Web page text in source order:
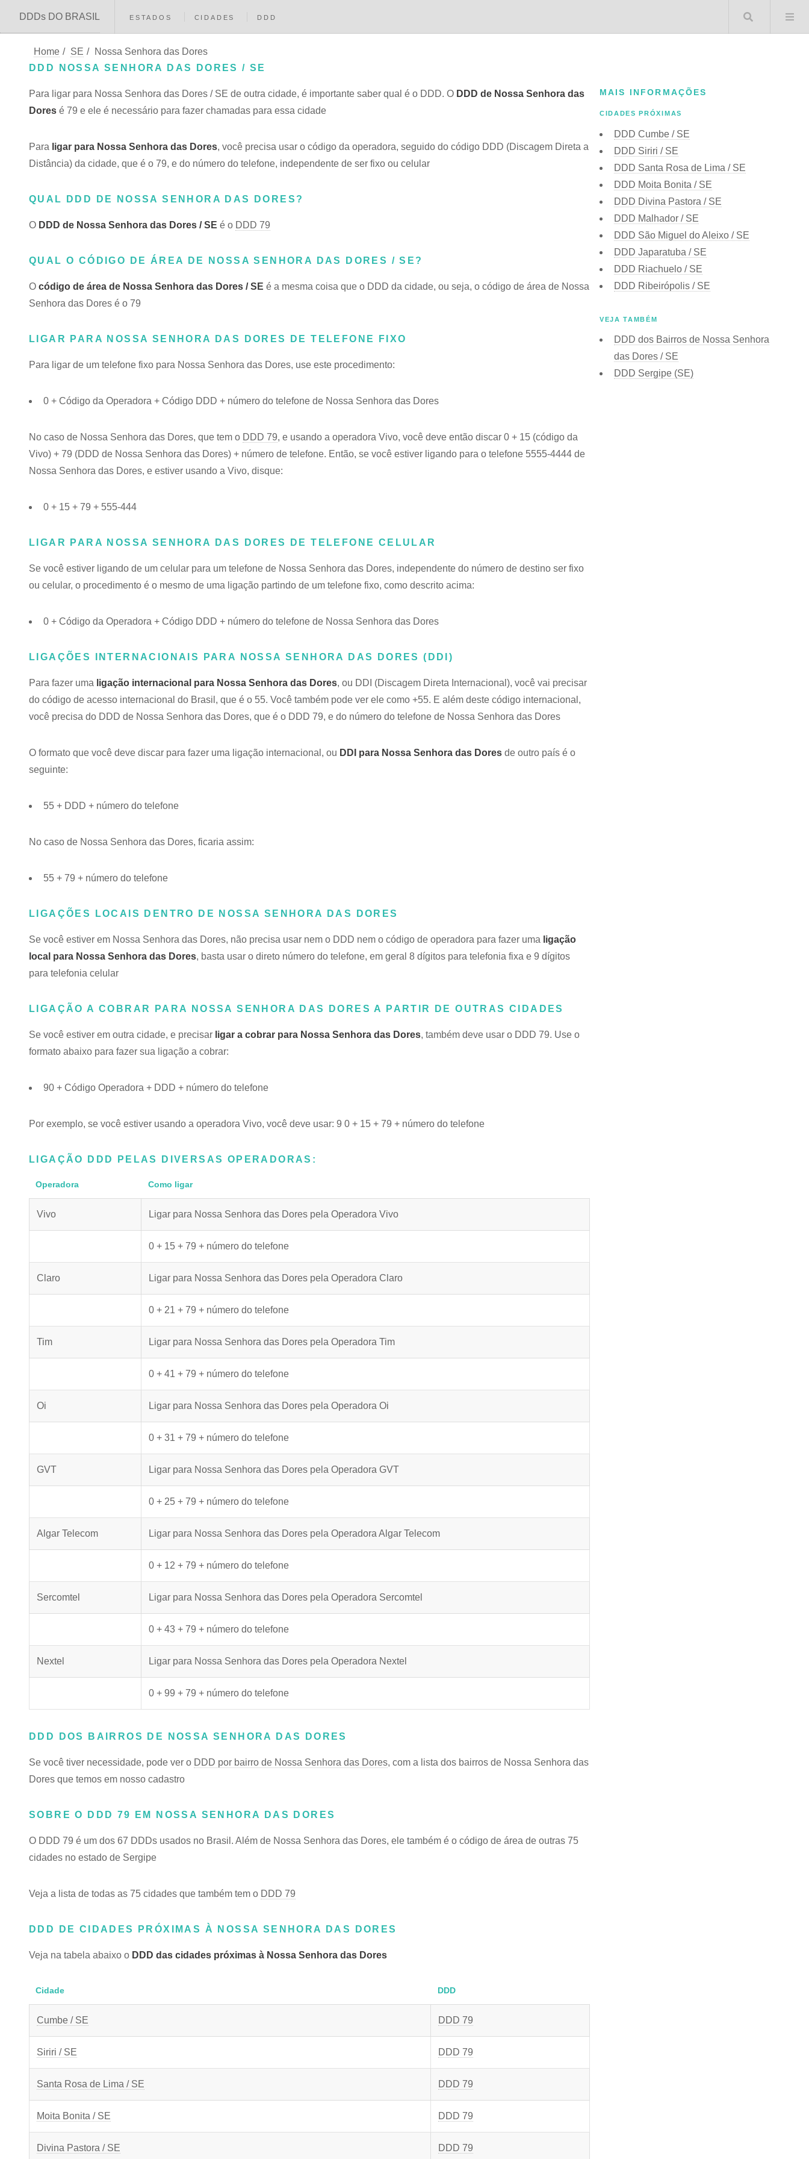
DDDs DO BRASIL ESTADOS CIDADES DDD Buscar
Home / SE /
Nossa Senhora das Dores
DDD NOSSA SENHORA DAS DORES / SE
Para ligar para Nossa Senhora das Dores / SE de outra cidade, é importante saber qual é o DDD. O DDD de Nossa Senhora das
Dores é 79 e ele é necessário para fazer chamadas para essa cidade
Para ligar para Nossa Senhora das Dores, você precisa usar o código da operadora, seguido do código DDD (Discagem Direta a
Distância) da cidade, que é o 79, e do número do telefone, independente de ser fixo ou celular
QUAL DDD DE NOSSA SENHORA DAS DORES?
O DDD de Nossa Senhora das Dores / SE é o DDD 79
QUAL O CÓDIGO DE ÁREA DE NOSSA SENHORA DAS DORES / SE?
O código de área de Nossa Senhora das Dores / SE é a mesma coisa que o DDD da cidade, ou seja, o código de área de Nossa
Senhora das Dores é o 79
LIGAR PARA NOSSA SENHORA DAS DORES DE TELEFONE FIXO
Para ligar de um telefone fixo para Nossa Senhora das Dores, use este procedimento:
0 + Código da Operadora + Código DDD + número do telefone de Nossa Senhora das Dores
No caso de Nossa Senhora das Dores, que tem o DDD 79, e usando a operadora Vivo, você deve então discar 0 + 15 (código da
Vivo) + 79 (DDD de Nossa Senhora das Dores) + número de telefone. Então, se você estiver ligando para o telefone 5555-4444 de
Nossa Senhora das Dores, e estiver usando a Vivo, disque:
0 + 15 + 79 + 555-444
LIGAR PARA NOSSA SENHORA DAS DORES DE TELEFONE CELULAR
Se você estiver ligando de um celular para um telefone de Nossa Senhora das Dores, independente do número de destino ser fixo
ou celular, o procedimento é o mesmo de uma ligação partindo de um telefone fixo, como descrito acima:
0 + Código da Operadora + Código DDD + número do telefone de Nossa Senhora das Dores
LIGAÇÕES INTERNACIONAIS PARA NOSSA SENHORA DAS DORES (DDI)
Para fazer uma ligação internacional para Nossa Senhora das Dores, ou DDI (Discagem Direta Internacional), você vai precisar
do código de acesso internacional do Brasil, que é o 55. Você também pode ver ele como +55. E além deste código internacional,
você precisa do DDD de Nossa Senhora das Dores, que é o DDD 79, e do número do telefone de Nossa Senhora das Dores
O formato que você deve discar para fazer uma ligação internacional, ou DDI para Nossa Senhora das Dores de outro país é o
seguinte:
55 + DDD + número do telefone
No caso de Nossa Senhora das Dores, ficaria assim:
55 + 79 + número do telefone
LIGAÇÕES LOCAIS DENTRO DE NOSSA SENHORA DAS DORES
Se você estiver em Nossa Senhora das Dores, não precisa usar nem o DDD nem o código de operadora para fazer uma ligação
local para Nossa Senhora das Dores, basta usar o direto número do telefone, em geral 8 dígitos para telefonia fixa e 9 dígitos
para telefonia celular
LIGAÇÃO A COBRAR PARA NOSSA SENHORA DAS DORES A PARTIR DE OUTRAS CIDADES
Se você estiver em outra cidade, e precisar ligar a cobrar para Nossa Senhora das Dores, também deve usar o DDD 79. Use o
formato abaixo para fazer sua ligação a cobrar:
90 + Código Operadora + DDD + número do telefone
Por exemplo, se você estiver usando a operadora Vivo, você deve usar: 9 0 + 15 + 79 + número do telefone
LIGAÇÃO DDD PELAS DIVERSAS OPERADORAS:
Operadora Como ligar
Vivo Ligar para Nossa Senhora das Dores pela Operadora Vivo
0 + 15 + 79 + número do telefone
Claro Ligar para Nossa Senhora das Dores pela Operadora Claro
0 + 21 + 79 + número do telefone
Tim Ligar para Nossa Senhora das Dores pela Operadora Tim
0 + 41 + 79 + número do telefone
Oi Ligar para Nossa Senhora das Dores pela Operadora Oi
0 + 31 + 79 + número do telefone
GVT Ligar para Nossa Senhora das Dores pela Operadora GVT
0 + 25 + 79 + número do telefone
Algar Telecom Ligar para Nossa Senhora das Dores pela Operadora Algar Telecom
0 + 12 + 79 + número do telefone
Sercomtel Ligar para Nossa Senhora das Dores pela Operadora Sercomtel
0 + 43 + 79 + número do telefone
Nextel Ligar para Nossa Senhora das Dores pela Operadora Nextel
0 + 99 + 79 + número do telefone
DDD DOS BAIRROS DE NOSSA SENHORA DAS DORES
Se você tiver necessidade, pode ver o DDD por bairro de Nossa Senhora das Dores, com a lista dos bairros de Nossa Senhora das
Dores que temos em nosso cadastro
SOBRE O DDD 79 EM NOSSA SENHORA DAS DORES
O DDD 79 é um dos 67 DDDs usados no Brasil. Além de Nossa Senhora das Dores, ele também é o código de área de outras 75
cidades no estado de Sergipe
Veja a lista de todas as 75 cidades que também tem o DDD 79
DDD DE CIDADES PRÓXIMAS À NOSSA SENHORA DAS DORES
Veja na tabela abaixo o DDD das cidades próximas à Nossa Senhora das Dores
Cidade DDD
Cumbe / SE DDD 79
Siriri / SE DDD 79
Santa Rosa de Lima / SE DDD 79
Moita Bonita / SE DDD 79
Divina Pastora / SE DDD 79
MAIS INFORMAÇÕES
CIDADES PRÓXIMAS
DDD Cumbe / SE
DDD Siriri / SE
DDD Santa Rosa de Lima / SE
DDD Moita Bonita / SE
DDD Divina Pastora / SE
DDD Malhador / SE
DDD São Miguel do Aleixo / SE
DDD Japaratuba / SE
DDD Riachuelo / SE
DDD Ribeirópolis / SE
VEJA TAMBÉM
DDD dos Bairros de Nossa Senhora
das Dores / SE
DDD Sergipe (SE)